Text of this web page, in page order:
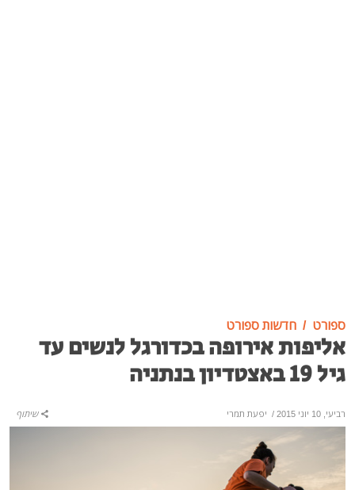
ספורט חדשות ספורט
אליפות אירופה בכדורגל לנשים עד
גיל 19 באצטדיון בנתניה
רביעי, 10 יוני 2015 / יפעת תמרי שיתוף